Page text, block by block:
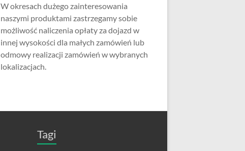
W okresach dużego zainteresowania
naszymi produktami zastrzegamy sobie
możliwość naliczenia opłaty za dojazd w
innej wysokości dla małych zamówień lub
odmowy realizacji zamówień w wybranych
lokalizacjach.
Tagi